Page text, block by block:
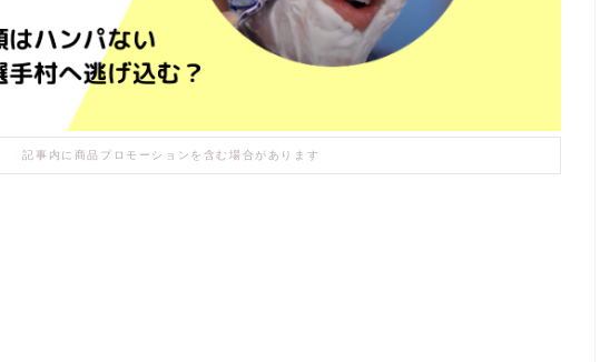
記事内に商品プロモーションを含む場合があります